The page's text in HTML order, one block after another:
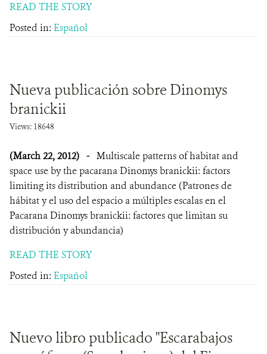
READ THE STORY
Posted in: Español
Nueva publicación sobre Dinomys
branickii
Views: 18648
(March 22, 2012) - Multiscale patterns of habitat and
space use by the pacarana Dinomys branickii: factors
limiting its distribution and abundance (Patrones de
hábitat y el uso del espacio a múltiples escalas en el
Pacarana Dinomys branickii: factores que limitan su
distribución y abundancia)
READ THE STORY
Posted in: Español
Nuevo libro publicado "Escarabajos